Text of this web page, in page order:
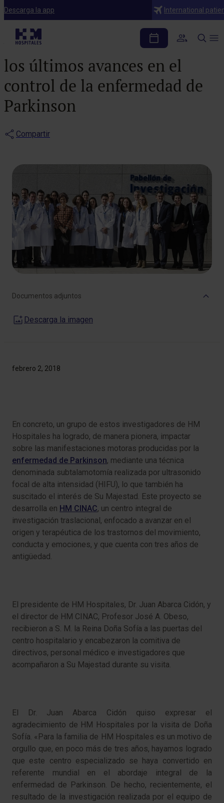
Descarga la app International
Notas de prensa
S. M. la Reina Doña Sofía
visita HM CINAC para conocer
los últimos avances en el
control de la enfermedad de
Parkinson
Compartir
febrero 2, 2018
En concreto, un grupo de estos investigadores de HM
Hospitales ha logrado, de manera pionera, impactar
sobre las manifestaciones motoras producidas por la
enfermedad de Parkinson, mediante una técnica
denominada subtalamotomía realizada por ultrasonido
focal de alta intensidad (HIFU), lo que también ha
suscitado el interés de Su Majestad. Este proyecto se
desarrolla en HM CINAC, un centro integral de
investigación traslacional, enfocado a avanzar en el
origen y terapéutica de los trastornos del movimiento,
conducta y emociones, y que cuenta con tres años de
antigüedad.
El presidente de HM Hospitales, Dr. Juan Abarca Cidón, y
el director de HM CINAC, Profesor José A. Obeso,
recibieron a S. M. la Reina Doña Sofía a las puertas del
centro hospitalario y encabezaron la comitiva de
directivos, personal médico e investigadores que
acompañaron a Su Majestad durante su visita.
El Dr. Juan Abarca Cidón quiso expresar el
agradecimiento de HM Hospitales por la visita de Doña
Sofía. «Para la familia de HM Hospitales es un motivo de
orgullo que, en poco más de tres años, hayamos logrado
que este centro especializado se haya convertido en
referente mundial en el abordaje integral de la
enfermedad de Parkinson. De hecho, recientemente, el
resultado de la investigación realizada por el equipo de
Documentos adjuntos
Descarga la imagen